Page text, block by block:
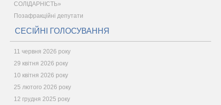
СОЛІДАРНІСТЬ»
Позафракційні депутати
СЕСІЙНІ ГОЛОСУВАННЯ
11 червня 2026 року
29 квітня 2026 року
10 квітня 2026 року
25 лютого 2026 року
12 грудня 2025 року